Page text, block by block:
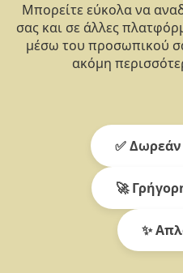
Μπορείτε εύκολα να
σας και σε άλλες
μέσω του προσωπικού
ακόμη
✅
🚀
✨